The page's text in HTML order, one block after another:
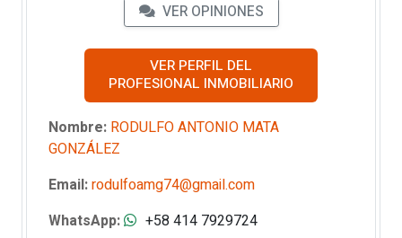
VER OPINIONES
VER PERFIL DEL
PROFESIONAL INMOBILIARIO
Nombre: RODULFO ANTONIO MATA
GONZÁLEZ
Email:rodulfoamg74@gmail.com
WhatsApp:
+58 414 7929724